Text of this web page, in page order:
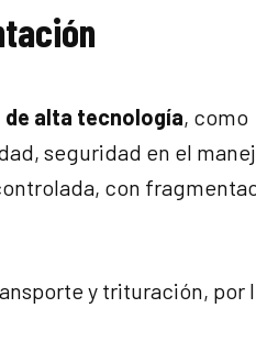
alta tecnología, como
seguridad en el
con
y trituración, por